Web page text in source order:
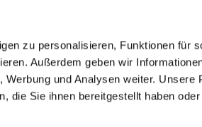
zu personalisieren, Funktionen für
Außerdem geben wir
und Analysen weiter. Unsere
die Sie ihnen bereitgestellt haben